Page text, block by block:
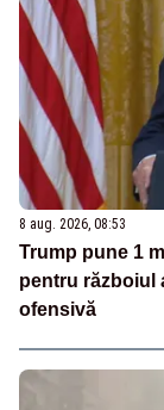
8 aug. 2026, 08:53
Trump pune 1
pentru războiul
ofensivă